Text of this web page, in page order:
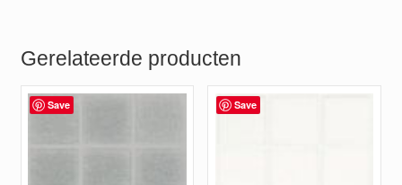
Gerelateerde producten
Save Save